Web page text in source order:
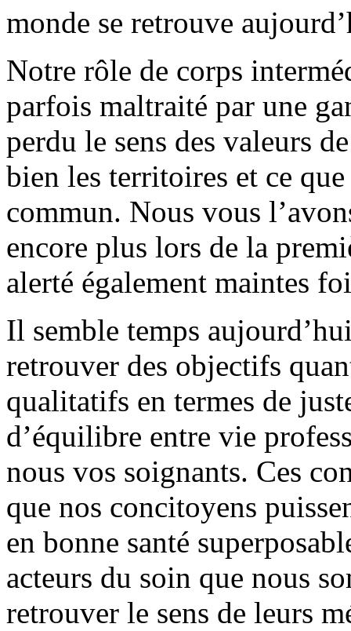
monde se retrouve
Notre rôle de corps
parfois maltraité par une
perdu le sens des valeurs
bien les territoires et ce
commun. Nous vous
encore plus lors de la
alerté également maintes
Il semble temps
retrouver des objectifs
qualitatifs en termes de
d’équilibre entre vie
nous vos soignants. Ces
que nos concitoyens
en bonne santé
acteurs du soin que nous
retrouver le sens de leurs